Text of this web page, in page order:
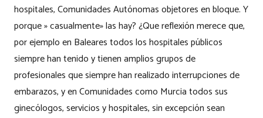
hospitales, Comunidades Autónomas objetores en bloque. Y
porque » casualmente» las hay? ¿Que reflexión merece que,
por ejemplo en Baleares todos los hospitales públicos
siempre han tenido y tienen amplios grupos de
profesionales que siempre han realizado interrupciones de
embarazos, y en Comunidades como Murcia todos sus
ginecólogos, servicios y hospitales, sin excepción sean